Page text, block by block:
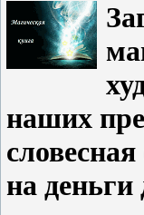
наших
на